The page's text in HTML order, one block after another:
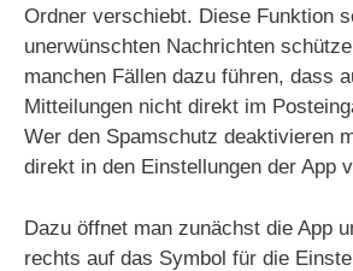
Ordner verschiebt. Diese Funktion
unerwünschten Nachrichten
manchen Fällen dazu führen, dass
Mitteilungen nicht direkt im
Wer den Spamschutz deaktivieren
direkt in den Einstellungen der App
Dazu öffnet man zunächst die App
rechts auf das Symbol für die